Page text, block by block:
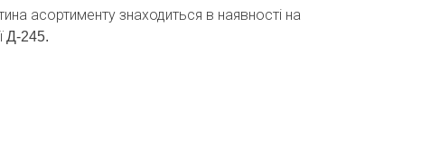
асортименту знаходиться в наявності на
Д-245.